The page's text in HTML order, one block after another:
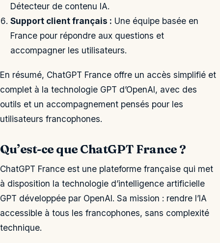
Détecteur de contenu IA.
Support client français : Une équipe basée en
France pour répondre aux questions et
accompagner les utilisateurs.
En résumé, ChatGPT France offre un accès simplifié et
complet à la technologie GPT d’OpenAI, avec des
outils et un accompagnement pensés pour les
utilisateurs francophones.
Qu’est-ce que ChatGPT France ?
ChatGPT France est une plateforme française qui met
à disposition la technologie d’intelligence artificielle
GPT développée par OpenAI. Sa mission : rendre l’IA
accessible à tous les francophones, sans complexité
technique.